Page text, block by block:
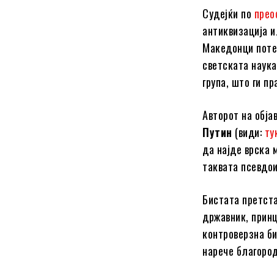
Судејќи по
антиквизација
Македонци
светската
група, што ги
Авторот на
Путин (види:
да најде врска
таквата
Бистата
државник,
контроверзна
нарече